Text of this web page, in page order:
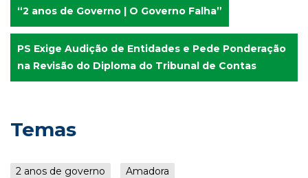
“2 anos de Governo | O Governo Falha”
PS Exige Audição de Entidades e Pede Ponderação
na Revisão do Diploma do Tribunal de Contas
Temas
2 anos de governo
Amadora